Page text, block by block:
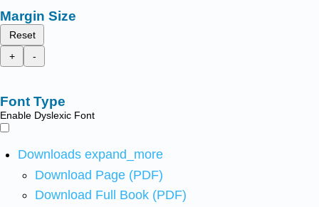
Margin Size
Reset
+
-
Font Type
Enable Dyslexic Font
Downloads expand_more
Download Page (PDF)
Download Full Book (PDF)